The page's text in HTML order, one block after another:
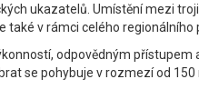
ukazatelů. Umístění mezi
také v rámci celého
odpovědným
se pohybuje v rozmezí od